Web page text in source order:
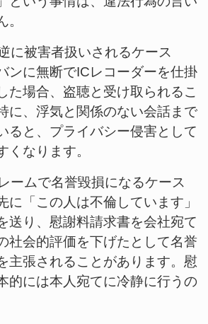
。
に被害者扱いされるケース
ンに無断でICレコーダーを仕掛
た場合、盗聴と受け取られるこ
に、浮気と関係のない会話まで
ると、プライバシー侵害として
くなります。
ームで名誉毀損になるケース
に「この人は不倫しています」
送り、慰謝料請求書を会社宛て
社会的評価を下げたとして名誉
主張されることがあります。慰
的には本人宛てに冷静に行うの